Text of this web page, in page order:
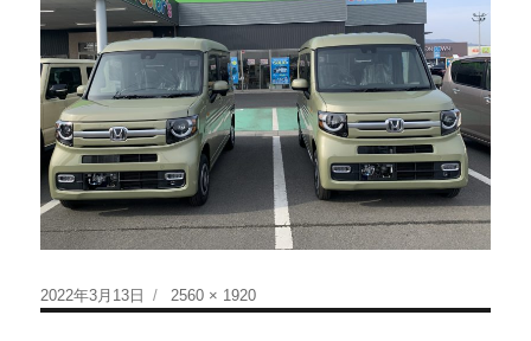
2022年3月13日 2560 × 1920